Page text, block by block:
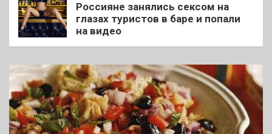
Россияне занялись сексом на
глазах туристов в баре и попали
на видео